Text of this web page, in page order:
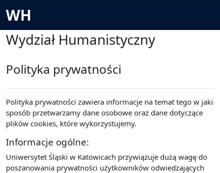
WH
Wydział Humanistyczny
Polityka prywatności
Polityka prywatności zawiera informacje na temat tego w jaki
sposób przetwarzamy dane osobowe oraz dane dotyczące
plików cookies, które wykorzystujemy.
Informacje ogólne:
Uniwersytet Śląski w Katowicach przywiązuje dużą wagę do
poszanowania prywatności użytkowników odwiedzających